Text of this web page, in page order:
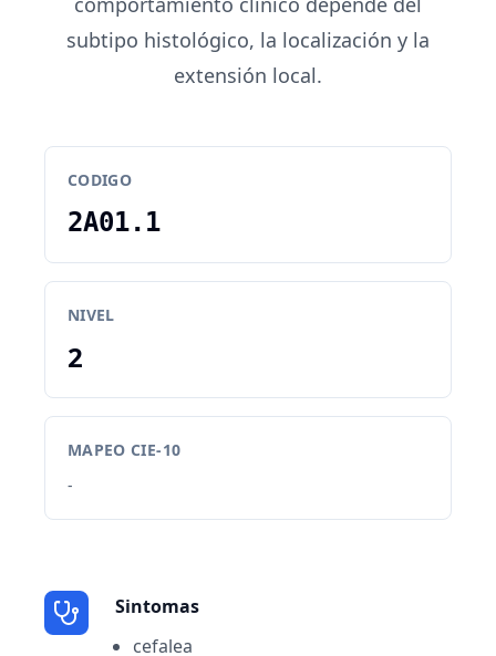
subtipo histológico, la localización y la
extensión local.
CODIGO
2A01.1
NIVEL
2
MAPEO CIE-10
-
Sintomas
cefalea